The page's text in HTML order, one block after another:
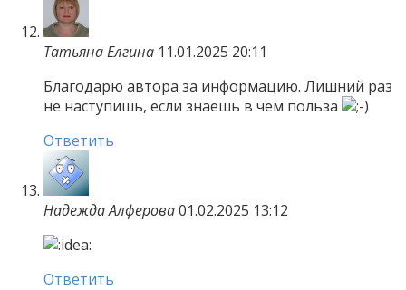
Татьяна Елгина 11.01.2025 20:11
Благодарю автора за информацию. Лишний раз
не наступишь, если знаешь в чем польза
Ответить
Надежда Алферова01.02.2025 13:12
Ответить